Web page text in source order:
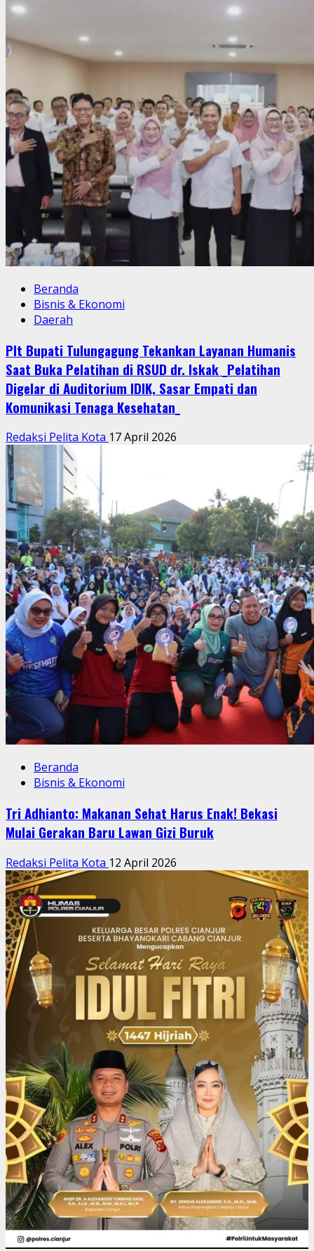
Beranda
Bisnis & Ekonomi
Daerah
Plt Bupati Tulungagung Tekankan Layanan Humanis
Saat Buka Pelatihan di RSUD dr. Iskak _Pelatihan
Digelar di Auditorium IDIK, Sasar Empati dan
Komunikasi Tenaga Kesehatan_
Redaksi Pelita Kota 17 April 2026
Beranda
Bisnis & Ekonomi
Tri Adhianto: Makanan Sehat Harus Enak! Bekasi
Mulai Gerakan Baru Lawan Gizi Buruk
Redaksi Pelita Kota 12 April 2026